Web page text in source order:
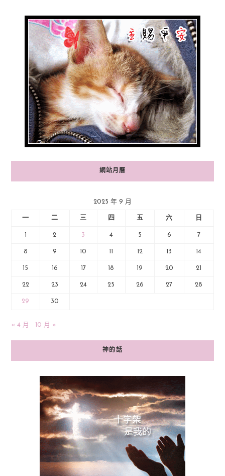
網站月曆
2025 年 9 月
一 二 三 四 五 六 日
1 2 3 4 5 6 7
8 9 10 11 12 13 14
15 16 17 18 19 20 21
22 23 24 25 26 27 28
29 30
« 4 月 10 月 »
神的話